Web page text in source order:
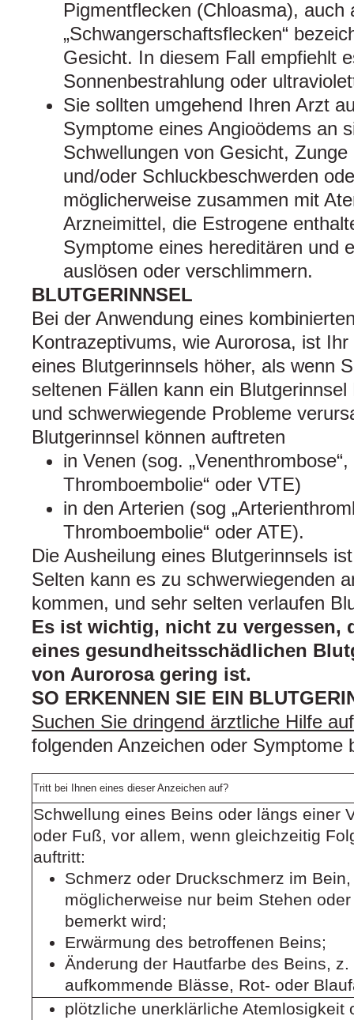
Pigmentflecken (Chloasma), auch
„Schwangerschaftsflecken“
Gesicht. In diesem Fall empfiehlt
Sonnenbestrahlung oder
Sie sollten umgehend Ihren Arzt
Symptome eines Angioödems an
Schwellungen von Gesicht,
und/oder Schluckbeschwerden
möglicherweise zusammen mit
Arzneimittel, die Estrogene
Symptome eines hereditären und
auslösen oder verschlimmern.
BLUTGERINNSEL
Bei der Anwendung eines
Kontrazeptivums, wie Aurorosa, ist
eines Blutgerinnsels höher, als wenn
seltenen Fällen kann ein
und schwerwiegende Probleme
Blutgerinnsel können auftreten
in Venen (sog. „Venenthrombose“,
Thromboembolie“ oder VTE)
in den Arterien (sog
Thromboembolie“ oder ATE).
Die Ausheilung eines Blutgerinnsels
Selten kann es zu schwerwiegenden
kommen, und sehr selten verlaufen
Es ist wichtig, nicht zu vergessen,
eines gesundheitsschädlichen
von Aurorosa gering ist.
SO ERKENNEN SIE EIN
Suchen Sie dringend ärztliche Hilfe auf
folgenden Anzeichen oder Symptome
Tritt bei Ihnen eines dieser Anzeichen auf?
Schwellung eines Beins oder längs einer
oder Fuß, vor allem, wenn gleichzeitig
auftritt:
Schmerz oder Druckschmerz im
möglicherweise nur beim Stehen
bemerkt wird;
Erwärmung des betroffenen Beins;
Änderung der Hautfarbe des Beins, z.
aufkommende Blässe, Rot- oder
plötzliche unerklärliche Atemlosigkeit